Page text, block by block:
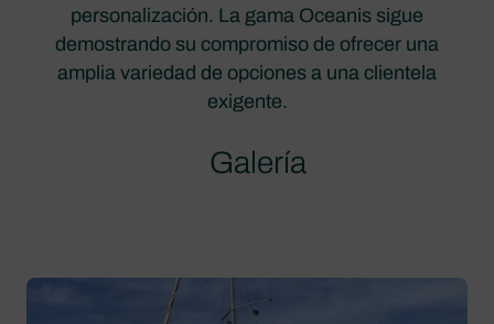
personalización. La gama Oceanis sigue
demostrando su compromiso de ofrecer una
amplia variedad de opciones a una clientela
exigente.
Galería